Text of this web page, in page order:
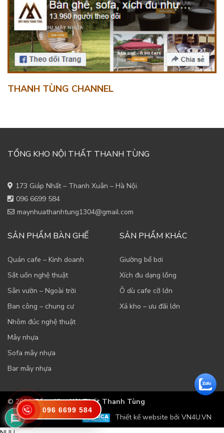
THANH TÙNG CHANNEL
TỔNG KHO NỘI THẤT THANH TÙNG
173 Giáp Nhất – Thanh Xuân – Hà Nội.
096 6699 584
maynhuathanhtung1304@gmail.com
SẢN PHẨM BÀN GHẾ
Quán cafe – Kinh doanh
Sắt uốn nghệ thuật
Sân vườn – Ngoài trời
Ban công – chung cư
Nhôm đúc nghệ thuật
Mây nhựa
Sofa mây nhựa
Bar mây nhựa
SẢN PHẨM KHÁC
Giường bể bơi
Xích đu dạng lồng
Ô dù cafe cỡ lớn
Xả kho – ưu đãi lớn
© 2021Tổng Kho Nội Thất Thanh Tùng
Thiết kế website bởi VN4U.VN
096 6699 584